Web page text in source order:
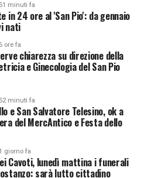
51 minuti fa
in 24 ore al 'San Pio': da gennaio
nati
6 ore fa
chiarezza su direzione della
e Ginecologia del San Pio
52 minuti fa
e San Salvatore Telesino, ok a
del MercAntico e Festa dello
1 giorno fa
Cavoti, lunedì mattina i funerali
sarà lutto cittadino